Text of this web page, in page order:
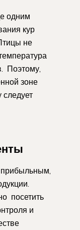
одним
кур
не
Поэтому,
зоне
посетить
и